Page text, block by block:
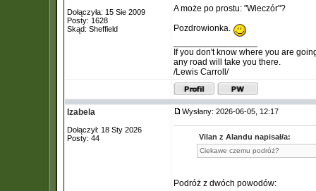
Dołączyła: 15 Sie 2009
Posty: 1628
Skąd: Sheffield
A może po prostu: "Wieczór"?
Pozdrowionka.
If you don't know where you are
any road will take you there.
/Lewis Carroll/
Izabela
Dołączył: 18 Sty 2026
Posty: 44
Wysłany: 2026-06-05, 12:17
Vilan z Alandu napisał/a:
Ciekawe czemu podróż?
Podróż z dwóch powodów: